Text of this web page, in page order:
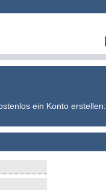
ein Konto erstellen: